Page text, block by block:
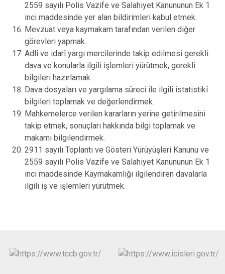
2559 sayılı Polis Vazife ve Salahiyet Kanununun Ek 1
inci maddesinde yer alan bildirimleri kabul etmek.
Mevzuat veya kaymakam tarafından verilen diğer
görevleri yapmak.
Adlî ve idarî yargı mercilerinde takip edilmesi gerekli
dava ve konularla ilgili işlemleri yürütmek, gerekli
bilgileri hazırlamak.
Dava dosyaları ve yargılama süreci ile ilgili istatistikî
bilgileri toplamak ve değerlendirmek.
Mahkemelerce verilen kararların yerine getirilmesini
takip etmek, sonuçları hakkında bilgi toplamak ve
makamı bilgilendirmek.
2911 sayılı Toplantı ve Gösteri Yürüyüşleri Kanunu ve
2559 sayılı Polis Vazife ve Salahiyet Kanununun Ek 1
inci maddesinde Kaymakamlığı ilgilendiren davalarla
ilgili iş ve işlemleri yürütmek.